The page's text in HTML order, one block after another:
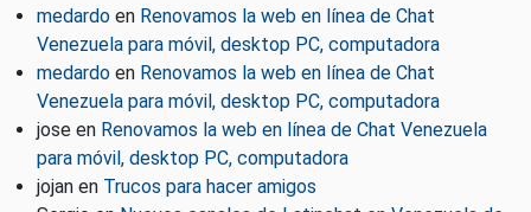
medardo en Renovamos la web en línea de Chat
Venezuela para móvil, desktop PC, computadora
medardo en Renovamos la web en línea de Chat
Venezuela para móvil, desktop PC, computadora
jose en Renovamos la web en línea de Chat Venezuela
para móvil, desktop PC, computadora
jojan en Trucos para hacer amigos